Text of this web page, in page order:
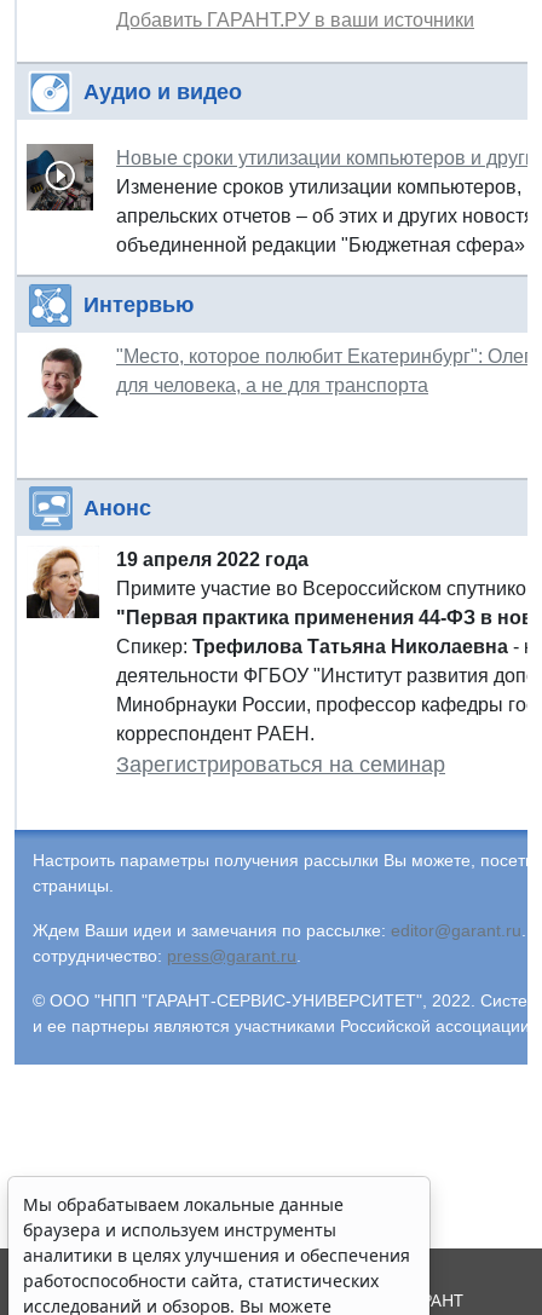
Добавить ГАРАНТ.РУ в ваши источники
Аудио и видео
Новые сроки утилизации компьютеров и
Изменение сроков утилизации
апрельских отчетов – об этих и других
объединенной редакции "Бюджетная сфера»
Интервью
"Место, которое полюбит Екатеринбург":
для человека, а не для транспорта
Анонс
19 апреля 2022 года
Примите участие во Всероссийском
"Первая практика применения 44-ФЗ в
Спикер: Трефилова Татьяна Николаевна -
деятельности ФГБОУ "Институт развития
Минобрнауки России, профессор кафедры
корреспондент РАЕН.
Зарегистрироваться на семинар
Настроить параметры получения рассылки Вы можете,
страницы.
Ждем Ваши идеи и замечания по рассылке: editor@garant.ru
сотрудничество: press@garant.ru
© ООО "НПП "ГАРАНТ-СЕРВИС-УНИВЕРСИТЕТ", 2022. Система
и ее партнеры являются участниками Российской
Мы обрабатываем локальные данные
браузера и используем инструменты
аналитики в целях улучшения и обеспечения
работоспособности сайта, статистических
исследований и обзоров. Вы можете
© ООО "НПП "ГАРАНТ-СЕРВИС", 2026. Система ГАРАНТ